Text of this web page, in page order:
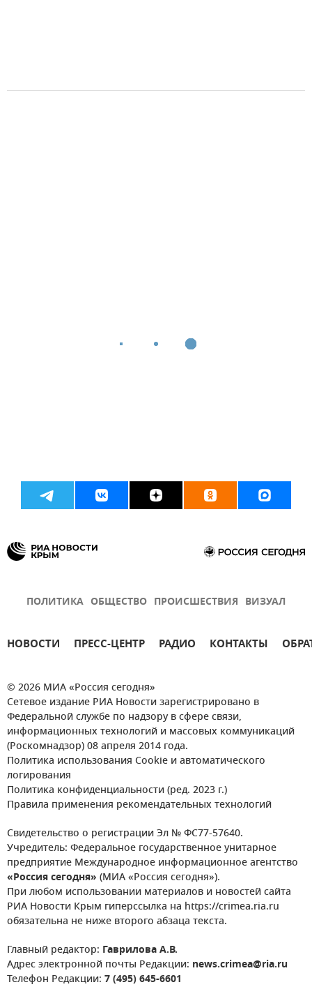
ПОЛИТИКА ОБЩЕСТВО ПРОИСШЕСТВИЯ ВИЗУАЛ
НОВОСТИ ПРЕСС-ЦЕНТР РАДИО КОНТАКТЫ
© 2026 МИА «Россия сегодня»
Сетевое издание РИА Новости зарегистрировано в
Федеральной службе по надзору в сфере связи,
информационных технологий и массовых коммуникаций
(Роскомнадзор) 08 апреля 2014 года.
Политика использования Cookie и автоматического
логирования
Политика конфиденциальности (ред. 2023 г.)
Правила применения рекомендательных технологий
Свидетельство о регистрации Эл № ФС77-57640.
Учредитель: Федеральное государственное унитарное
предприятие Международное информационное агентство
«Россия сегодня» (МИА «Россия сегодня»).
При любом использовании материалов и новостей сайта
РИА Новости Крым гиперссылка на https://crimea.ria.ru
обязательна не ниже второго абзаца текста.
Главный редактор: Гаврилова А.В.
Адрес электронной почты Редакции: news.crimea@ria.ru
Телефон Редакции: 7 (495) 645-6601